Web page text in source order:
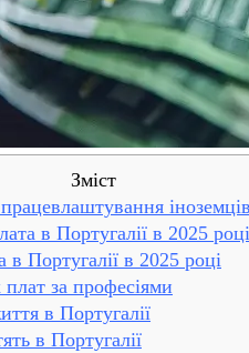
Зміст
в Португалії в 2025 році
в Португалії в 2025 році
за професіями
в Португалії
в Португалії